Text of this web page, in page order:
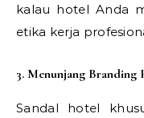
kalau hotel Anda
etika kerja
3. Menunjang Branding
Sandal hotel